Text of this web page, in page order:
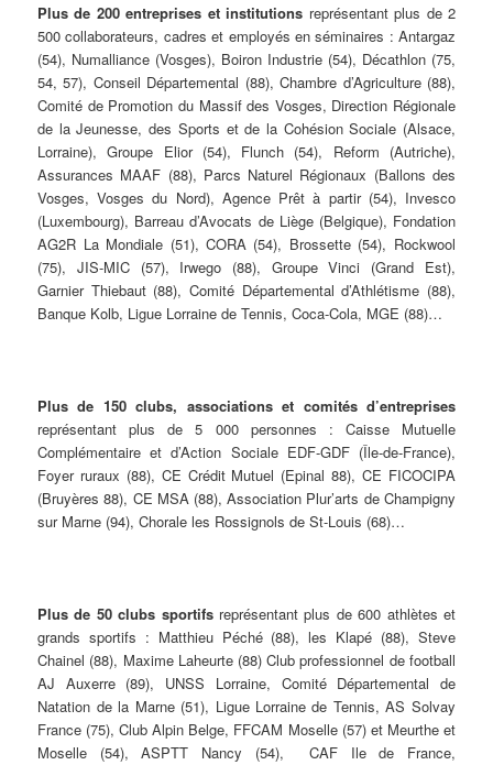
Plus de 200 entreprises et institutions représentant plus de 2
500 collaborateurs, cadres et employés en séminaires : Antargaz
(54), Numalliance (Vosges), Boiron Industrie (54), Décathlon (75,
54, 57), Conseil Départemental (88), Chambre d’Agriculture (88),
Comité de Promotion du Massif des Vosges, Direction Régionale
de la Jeunesse, des Sports et de la Cohésion Sociale (Alsace,
Lorraine), Groupe Elior (54), Flunch (54), Reform (Autriche),
Assurances MAAF (88), Parcs Naturel Régionaux (Ballons des
Vosges, Vosges du Nord), Agence Prêt à partir (54), Invesco
(Luxembourg), Barreau d’Avocats de Liège (Belgique), Fondation
AG2R La Mondiale (51), CORA (54), Brossette (54), Rockwool
(75), JIS-MIC (57), Irwego (88), Groupe Vinci (Grand Est),
Garnier Thiebaut (88), Comité Départemental d’Athlétisme (88),
Banque Kolb, Ligue Lorraine de Tennis, Coca-Cola, MGE (88)…
Plus de 150 clubs, associations et comités d’entreprises
représentant plus de 5 000 personnes : Caisse Mutuelle
Complémentaire et d’Action Sociale EDF-GDF (Île-de-France),
Foyer ruraux (88), CE Crédit Mutuel (Epinal 88), CE FICOCIPA
(Bruyères 88), CE MSA (88), Association Plur’arts de Champigny
sur Marne (94), Chorale les Rossignols de St-Louis (68)…
Plus de 50 clubs sportifsreprésentant plus de 600 athlètes et
grands sportifs : Matthieu Péché (88), les Klapé (88), Steve
Chainel (88), Maxime Laheurte (88) Club professionnel de football
AJ Auxerre (89), UNSS Lorraine, Comité Départemental de
Natation de la Marne (51), Ligue Lorraine de Tennis, AS Solvay
France (75), Club Alpin Belge, FFCAM Moselle (57) et Meurthe et
Moselle (54), ASPTT Nancy (54), CAF Ile de France,